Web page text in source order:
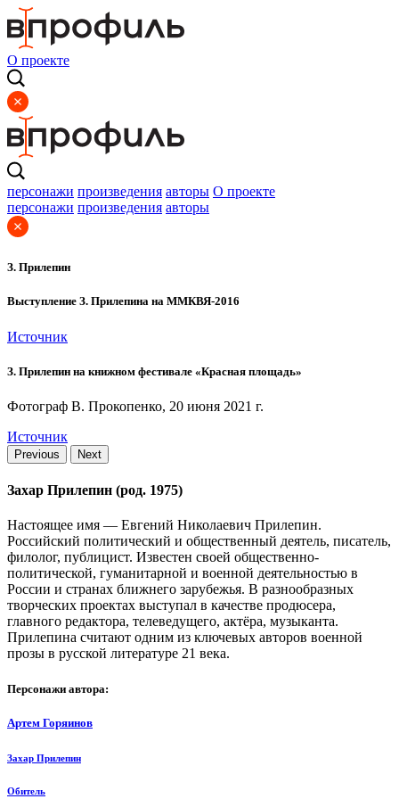
О проекте
персонажи произведения авторы О проекте
персонажи произведения авторы
З. Прилепин
Выступление З. Прилепина на ММКВЯ-2016
Источник
З. Прилепин на книжном фестивале «Красная площадь»
Фотограф В. Прокопенко, 20 июня 2021 г.
Источник
Previous Next
Захар Прилепин (род. 1975)
Настоящее имя — Евгений Николаевич Прилепин.
Российский политический и общественный деятель, писатель,
филолог, публицист. Известен своей общественно-
политической, гуманитарной и военной деятельностью в
России и странах ближнего зарубежья. В разнообразных
творческих проектах выступал в качестве продюсера,
главного редактора, телеведущего, актёра, музыканта.
Прилепина считают одним из ключевых авторов военной
прозы в русской литературе 21 века.
Персонажи автора:
Артем Горяинов
Захар Прилепин
Обитель